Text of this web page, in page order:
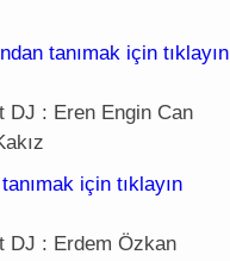
tanımak için tıklayın
DJ : Eren Engin Can
için tıklayın
DJ : Erdem Özkan